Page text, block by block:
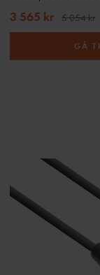
3 565 kr 5 054 kr
GÅ